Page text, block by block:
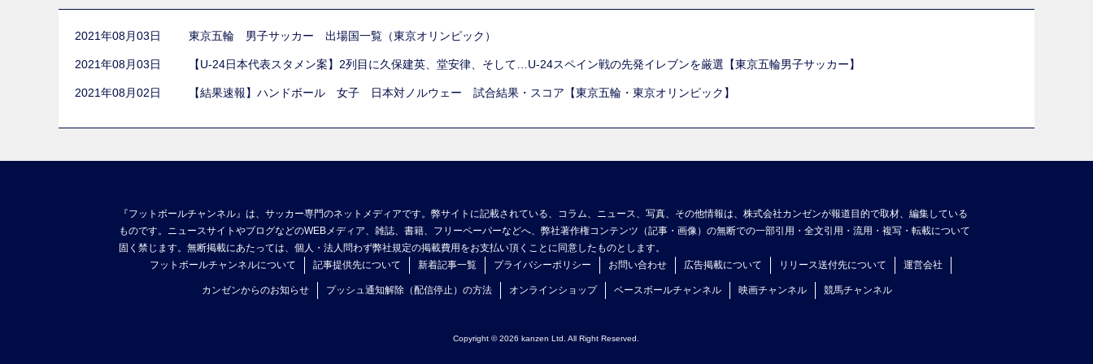
2021年08月03日 東京五輪 男子サッカー 出場国一覧（東京オリンピック）
2021年08月03日 【U-24日本代表スタメン案】2列目に久保建英、堂安律、そして…U-24スペイン戦の先発イレブンを厳選【東京五輪男子サッカー】
2021年08月02日 【結果速報】ハンドボール 女子 日本対ノルウェー 試合結果・スコア【東京五輪・東京オリンピック】
『フットボールチャンネル』は、サッカー専門のネットメディアです。弊サイトに記載されている、コラム、ニュース、写真、その他情報は、株式会社カンゼンが報道目的で取材、編集している
ものです。ニュースサイトやブログなどのWEBメディア、雑誌、書籍、フリーペーパーなどへ、弊社著作権コンテンツ（記事・画像）の無断での一部引用・全文引用・流用・複写・転載について
固く禁じます。無断掲載にあたっては、個人・法人問わず弊社規定の掲載費用をお支払い頂くことに同意したものとします。
フットボールチャンネルについて
記事提供先について 新着記事一覧 プライバシーポリシー お問い合わせ 広告掲載について リリース送付先について 運営会社
カンゼンからのお知らせ プッシュ通知解除（配信停止）の方法 オンラインショップ ベースボールチャンネル 映画チャンネル 競馬チャンネル
Copyright © 2026 kanzen Ltd. All Right Reserved.